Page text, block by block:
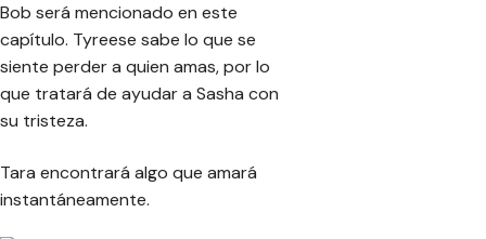
Bob será mencionado en este
capítulo. Tyreese sabe lo que se
siente perder a quien amas, por lo
que tratará de ayudar a Sasha con
su tristeza.
Tara encontrará algo que amará
instantáneamente.